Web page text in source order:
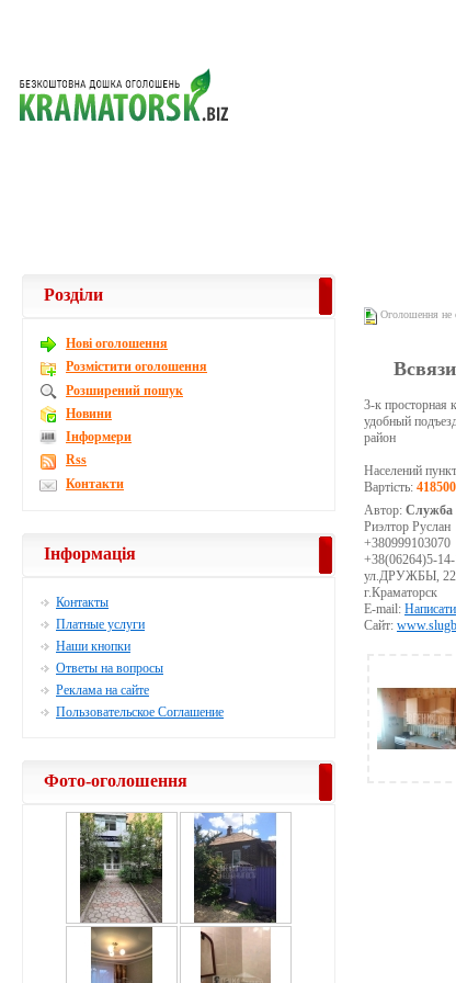
Оголошення не
3-к просторная
удобный
район
Населений
Вартість:
Автор: Служба
Риэлтор Руслан
+380999103070
+38(06264)5-
ул.ДРУЖБЫ, 22
г.Краматорск
E-mail:
Сайт:
Розділи
Новi оголошення
Розмістити оголошення
Розширений пошук
Новини
Інформери
Rss
Контакти
Інформація
Контакты
Платные услуги
Наши кнопки
Ответы на вопросы
Реклама на сайте
Пользовательское Соглашение
Фото-оголошення